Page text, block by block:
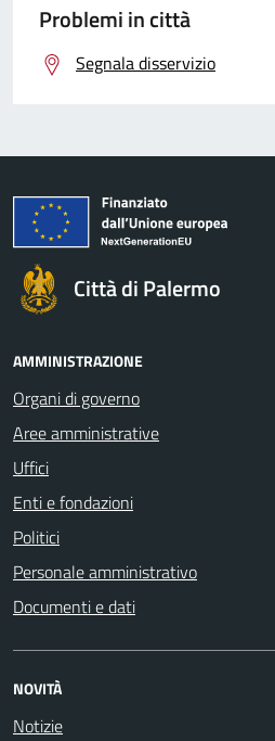
Problemi in città
Segnala disservizio
Città di Palermo
AMMINISTRAZIONE
Organi di governo
Aree amministrative
Uffici
Enti e fondazioni
Politici
Personale amministrativo
Documenti e dati
NOVITÀ
Notizie